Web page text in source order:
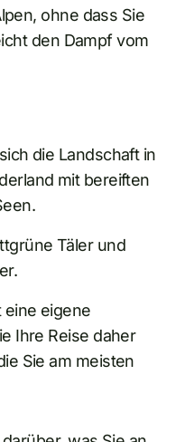
ohne dass Sie
den Dampf vom
die Landschaft in
mit bereiften
Täler und
eigene
Ihre Reise daher
Sie am meisten